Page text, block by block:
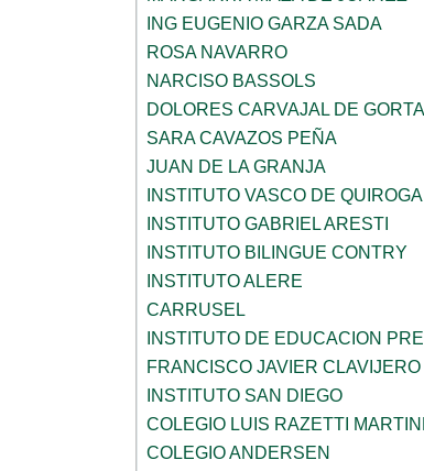
ING EUGENIO GARZA SADA
ROSA NAVARRO
NARCISO BASSOLS
DOLORES CARVAJAL DE
SARA CAVAZOS PEÑA
JUAN DE LA GRANJA
INSTITUTO VASCO DE QUIROGA
INSTITUTO GABRIEL ARESTI
INSTITUTO BILINGUE CONTRY
INSTITUTO ALERE
CARRUSEL
INSTITUTO DE EDUCACION
FRANCISCO JAVIER CLAVIJERO
INSTITUTO SAN DIEGO
COLEGIO LUIS RAZETTI
COLEGIO ANDERSEN